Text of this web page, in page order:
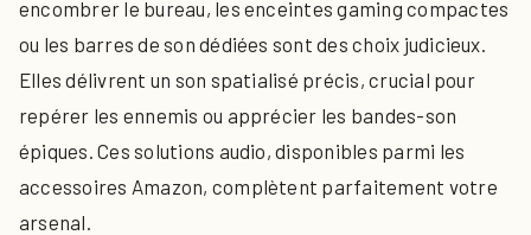
encombrer le bureau, les enceintes gaming compactes
ou les barres de son dédiées sont des choix judicieux.
Elles délivrent un son spatialisé précis, crucial pour
repérer les ennemis ou apprécier les bandes-son
épiques. Ces solutions audio, disponibles parmi les
accessoires Amazon, complètent parfaitement votre
arsenal.